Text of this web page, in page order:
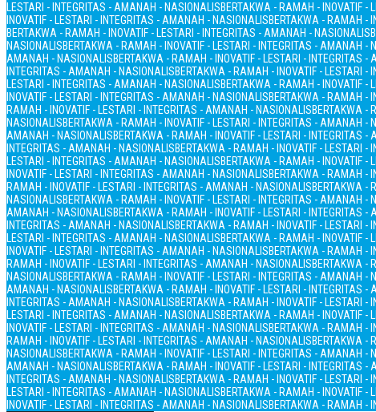
LESTARI - INTEGRITAS - AMANAH - NASIONALISBERTAKWA - RAMAH - INOVATIF -
INOVATIF - LESTARI - INTEGRITAS - AMANAH - NASIONALISBERTAKWA - RAMAH -
BERTAKWA - RAMAH - INOVATIF - LESTARI - INTEGRITAS - AMANAH - NASIONALIS
NASIONALISBERTAKWA - RAMAH - INOVATIF - LESTARI - INTEGRITAS - AMANAH -
AMANAH - NASIONALISBERTAKWA - RAMAH - INOVATIF - LESTARI - INTEGRITAS
INTEGRITAS - AMANAH - NASIONALISBERTAKWA - RAMAH - INOVATIF - LESTARI
LESTARI - INTEGRITAS - AMANAH - NASIONALISBERTAKWA - RAMAH - INOVATIF -
INOVATIF - LESTARI - INTEGRITAS - AMANAH - NASIONALISBERTAKWA - RAMAH -
RAMAH - INOVATIF - LESTARI - INTEGRITAS - AMANAH - NASIONALISBERTAKWA -
NASIONALISBERTAKWA - RAMAH - INOVATIF - LESTARI - INTEGRITAS - AMANAH -
AMANAH - NASIONALISBERTAKWA - RAMAH - INOVATIF - LESTARI - INTEGRITAS
INTEGRITAS - AMANAH - NASIONALISBERTAKWA - RAMAH - INOVATIF - LESTARI
LESTARI - INTEGRITAS - AMANAH - NASIONALISBERTAKWA - RAMAH - INOVATIF -
INOVATIF - LESTARI - INTEGRITAS - AMANAH - NASIONALISBERTAKWA - RAMAH -
RAMAH - INOVATIF - LESTARI - INTEGRITAS - AMANAH - NASIONALISBERTAKWA -
NASIONALISBERTAKWA - RAMAH - INOVATIF - LESTARI - INTEGRITAS - AMANAH -
AMANAH - NASIONALISBERTAKWA - RAMAH - INOVATIF - LESTARI - INTEGRITAS
INTEGRITAS - AMANAH - NASIONALISBERTAKWA - RAMAH - INOVATIF - LESTARI
LESTARI - INTEGRITAS - AMANAH - NASIONALISBERTAKWA - RAMAH - INOVATIF -
INOVATIF - LESTARI - INTEGRITAS - AMANAH - NASIONALISBERTAKWA - RAMAH -
RAMAH - INOVATIF - LESTARI - INTEGRITAS - AMANAH - NASIONALISBERTAKWA -
NASIONALISBERTAKWA - RAMAH - INOVATIF - LESTARI - INTEGRITAS - AMANAH -
AMANAH - NASIONALISBERTAKWA - RAMAH - INOVATIF - LESTARI - INTEGRITAS
INTEGRITAS - AMANAH - NASIONALISBERTAKWA - RAMAH - INOVATIF - LESTARI
LESTARI - INTEGRITAS - AMANAH - NASIONALISBERTAKWA - RAMAH - INOVATIF -
INOVATIF - LESTARI - INTEGRITAS - AMANAH - NASIONALISBERTAKWA - RAMAH -
RAMAH - INOVATIF - LESTARI - INTEGRITAS - AMANAH - NASIONALISBERTAKWA -
NASIONALISBERTAKWA - RAMAH - INOVATIF - LESTARI - INTEGRITAS - AMANAH -
AMANAH - NASIONALISBERTAKWA - RAMAH - INOVATIF - LESTARI - INTEGRITAS
INTEGRITAS - AMANAH - NASIONALISBERTAKWA - RAMAH - INOVATIF - LESTARI
LESTARI - INTEGRITAS - AMANAH - NASIONALISBERTAKWA - RAMAH - INOVATIF -
INOVATIF - LESTARI - INTEGRITAS - AMANAH - NASIONALISBERTAKWA - RAMAH -